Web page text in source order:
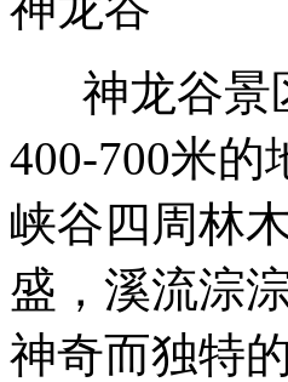
神龙谷景
400-700米
峡谷四周林
盛，溪流淙
神奇而独特